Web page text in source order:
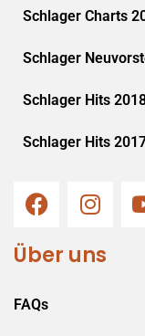
Schlager Charts
Schlager
Schlager Hits
Schlager Hits
Über uns
FAQs